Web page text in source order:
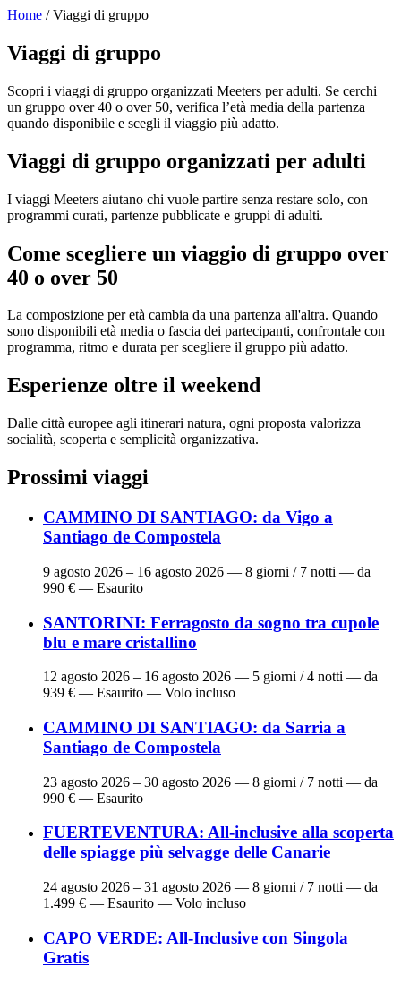
Home / Viaggi di gruppo
Viaggi di gruppo
Scopri i viaggi di gruppo organizzati Meeters per adulti. Se cerchi
un gruppo over 40 o over 50, verifica l’età media della partenza
quando disponibile e scegli il viaggio più adatto.
Viaggi di gruppo organizzati per adulti
I viaggi Meeters aiutano chi vuole partire senza restare solo, con
programmi curati, partenze pubblicate e gruppi di adulti.
Come scegliere un viaggio di gruppo over
40 o over 50
La composizione per età cambia da una partenza all'altra. Quando
sono disponibili età media o fascia dei partecipanti, confrontale con
programma, ritmo e durata per scegliere il gruppo più adatto.
Esperienze oltre il weekend
Dalle città europee agli itinerari natura, ogni proposta valorizza
socialità, scoperta e semplicità organizzativa.
Prossimi viaggi
CAMMINO DI SANTIAGO: da Vigo a
Santiago de Compostela
9 agosto 2026 – 16 agosto 2026 — 8 giorni / 7 notti — da
990 € — Esaurito
SANTORINI: Ferragosto da sogno tra cupole
blu e mare cristallino
12 agosto 2026 – 16 agosto 2026 — 5 giorni / 4 notti — da
939 € — Esaurito — Volo incluso
CAMMINO DI SANTIAGO: da Sarria a
Santiago de Compostela
23 agosto 2026 – 30 agosto 2026 — 8 giorni / 7 notti — da
990 € — Esaurito
FUERTEVENTURA: All-inclusive alla scoperta
delle spiagge più selvagge delle Canarie
24 agosto 2026 – 31 agosto 2026 — 8 giorni / 7 notti — da
1.499 € — Esaurito — Volo incluso
CAPO VERDE: All-Inclusive con Singola
Gratis